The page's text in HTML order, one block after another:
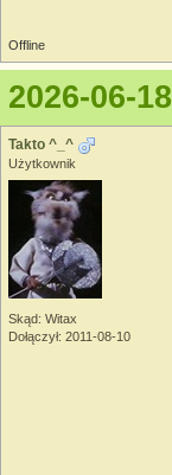
Offline
2026-06-
Takto ^_^
Użytkownik
Skąd: Witax
Dołączył: 2011-08-10